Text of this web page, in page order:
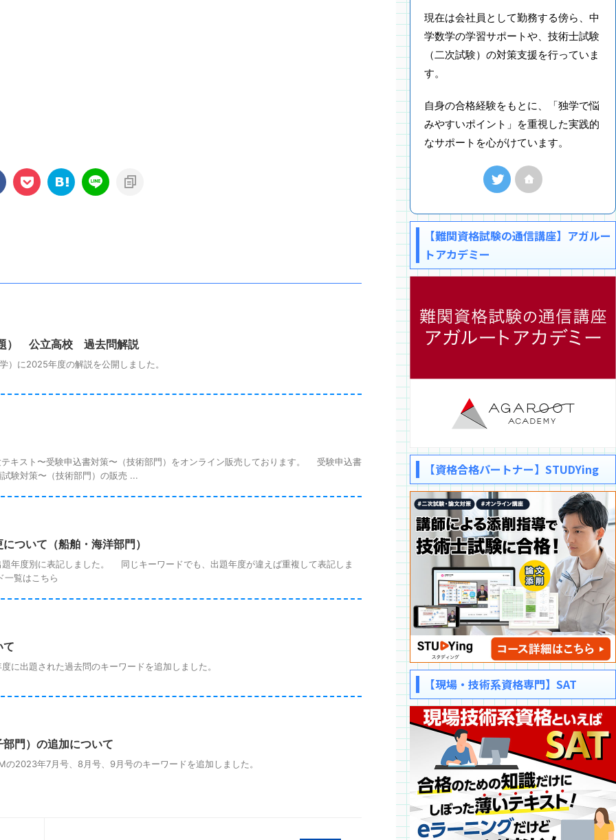
） 公立高校 過去問解説
に2025年度の解説を公開しました。
キスト〜受験申込書対策〜（技術部門）をオンライン販売しております。 受験申込書
験対策〜（技術部門）の販売 ...
ついて（船舶・海洋部門）
年度別に表記しました。 同じキーワードでも、出題年度が違えば重複して表記しま
覧はこちら
て
出題された過去問のキーワードを追加しました。
門）の追加について
2023年7月号、8月号、9月号のキーワードを追加しました。
現在は会社員として勤務する傍ら、中
学数学の学習サポートや、技術士試験
（二次試験）の対策支援を行っていま
す。
自身の合格経験をもとに、「独学で悩
みやすいポイント」を重視した実践的
なサポートを心がけています。
【難関資格試験の通信講座】アガルー
トアカデミー
【資格合格パートナー】STUDYing
【現場・技術系資格専門】SAT